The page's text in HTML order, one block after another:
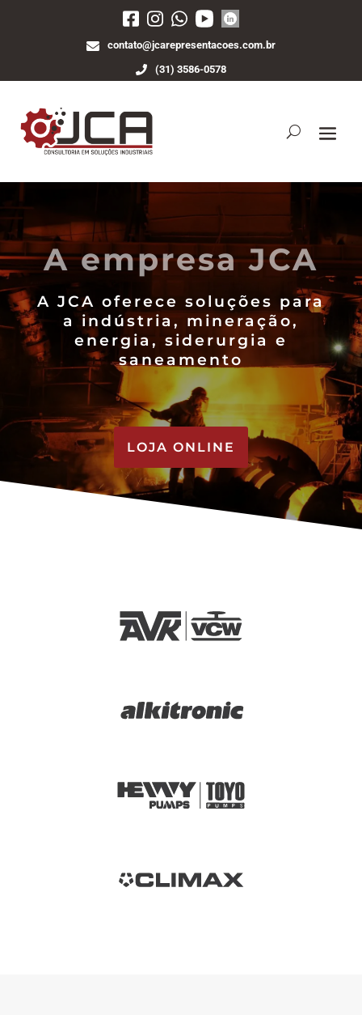
contato@jcarepresentacoes.com.br
(31) 3586-0578
A empresa JCA
A JCA oferece soluções para
a indústria, mineração,
energia, siderurgia e
saneamento
LOJA ONLINE